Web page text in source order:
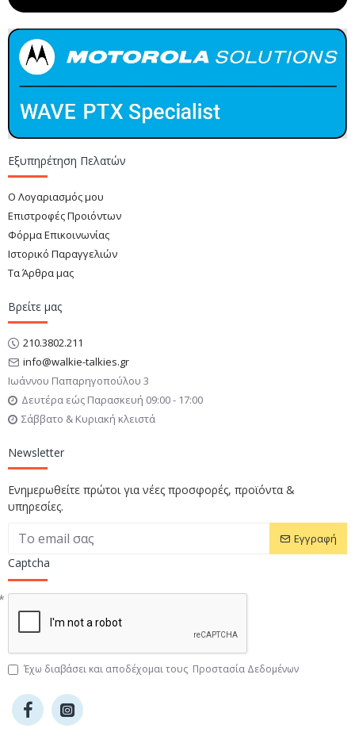
Εξυπηρέτηση Πελατών
Ο Λογαριασμός μου
Επιστροφές Προιόντων
Φόρμα Επικοινωνίας
Ιστορικό Παραγγελιών
Τα Άρθρα μας
Βρείτε μας
210.3802.211
info@walkie-talkies.gr
Ιωάννου Παπαρηγοπούλου 3
Δευτέρα εώς Παρασκευή 09:00 - 17:00
Σάββατο & Κυριακή κλειστά
Newsletter
Ενημερωθείτε πρώτοι για νέες προσφορές, προϊόντα &
υπηρεσίες.
Εγγραφή
Captcha
Έχω διαβάσει και αποδέχομαι τους Προστασία Δεδομένων